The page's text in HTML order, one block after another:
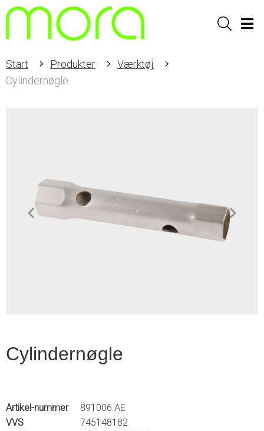
Sök
Start Produkter
Værktøj
Cylindernøgle
Cylindernøgle
Artikel-nummer
891006.AE
VVS
745148182